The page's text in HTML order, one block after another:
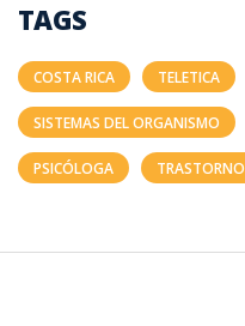
TAGS
COSTA RICA TELETICA
SISTEMAS DEL ORGANISMO
PSICÓLOGA TRASTORNO